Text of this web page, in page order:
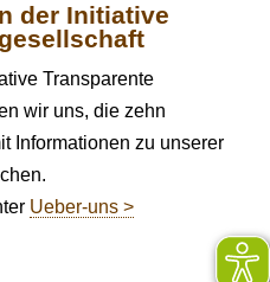
der Initiative
Transparente
wir uns, die zehn
Informationen zu unserer
Ueber-uns >